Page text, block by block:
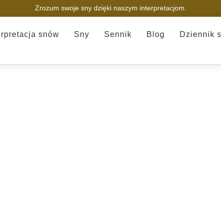
Zrozum swoje sny dzięki naszym interpretacjom.
snów Sny Sennik Blog Dziennik